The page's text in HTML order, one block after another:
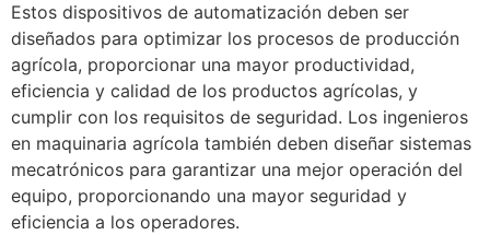
Estos dispositivos de automatización deben ser
diseñados para optimizar los procesos de producción
agrícola, proporcionar una mayor productividad,
eficiencia y calidad de los productos agrícolas, y
cumplir con los requisitos de seguridad. Los ingenieros
en maquinaria agrícola también deben diseñar sistemas
mecatrónicos para garantizar una mejor operación del
equipo, proporcionando una mayor seguridad y
eficiencia a los operadores.